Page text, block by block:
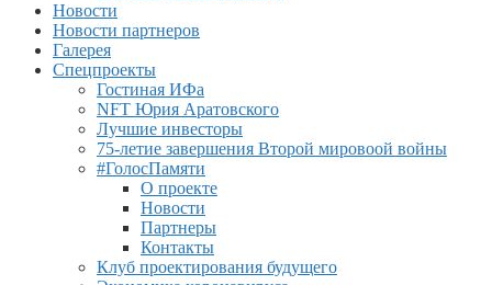
Новости
Новости партнеров
Галерея
Спецпроекты
Гостиная ИФа
NFT Юрия Аратовского
Лучшие инвесторы
75-летие завершения Второй мировоой войны
#ГолосПамяти
О проекте
Новости
Партнеры
Контакты
Клуб проектирования будущего